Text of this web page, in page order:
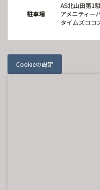
駐車場
AS北山田第1
アメニティー
タイムズココ
Cookieの設定